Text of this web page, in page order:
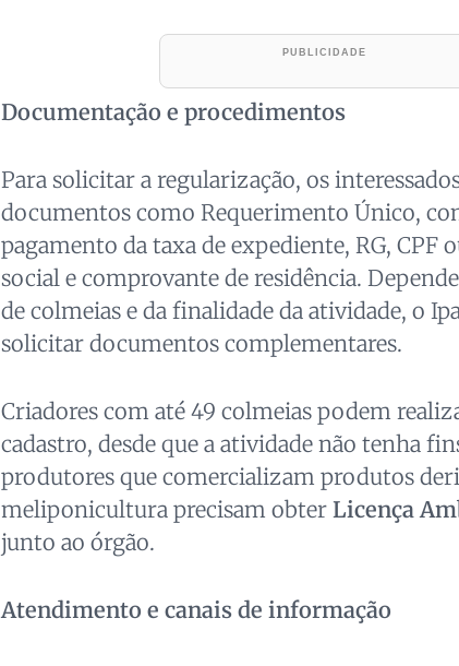
Documentação e procedimentos
Para solicitar a regularização, os
documentos como Requerimento Único,
pagamento da taxa de expediente, RG, CPF
social e comprovante de residência.
de colmeias e da finalidade da atividade, o
solicitar documentos complementares.
Criadores com até 49 colmeias podem
cadastro, desde que a atividade não tenha
produtores que comercializam produtos
meliponicultura precisam obter Licença
junto ao órgão.
Atendimento e canais de informação